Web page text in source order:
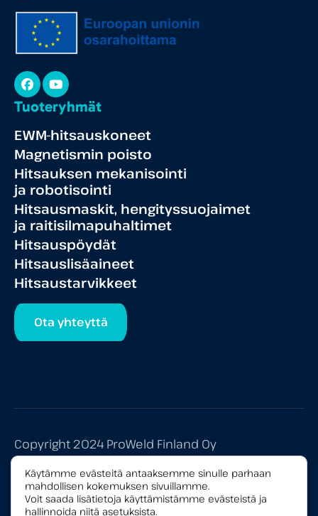
Facebook
YouTube
Tuoteryhmät
EWM-hitsauskoneet
Magnetismin poisto
Hitsauksen mekanisointi
ja robotisointi
Hitsausmaskit, hengityssuojaimet
ja raitisilmapuhaltimet
Hitsauspöydät
Hitsauslisäaineet
Hitsaustarvikkeet
Ota yhteyttä
Copyright 2024 ProWeld Finland Oy
Tietosuojaseloste
Yleiset myyntiehdot
Käytämme evästeitä antaaksemme sinulle parhaan
mahdollisen kokemuksen sivuillamme.
Voit saada lisätietoja käyttämistämme evästeistä ja
hallinnoida niitä asetuksista.